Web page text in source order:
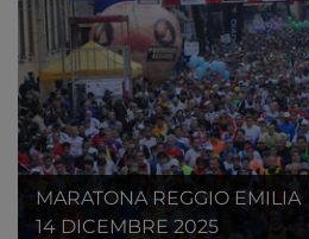
MARATONA REGGIO EMILIA
14 DICEMBRE 2025